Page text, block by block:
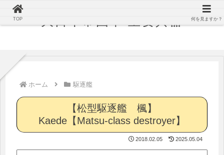
ホーム 駆逐艦
【松型駆逐艦 楓】
Kaede【Matsu-class destroyer】
2018.02.05 2025.05.04
TOP 何を見ますか？